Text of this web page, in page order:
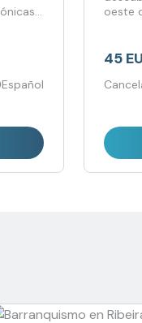
Español
oeste
45